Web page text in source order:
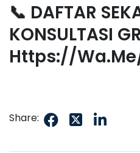
📞 DAFTAR
KONSULTASI
Https://
Share: